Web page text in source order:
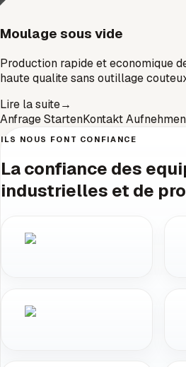
Moulage sous vide
Production rapide et economique
haute qualite sans outillage
Lire la suite→
Anfrage StartenKontakt Aufnehmen
ILS NOUS FONT CONFIANCE
La confiance des
industrielles et de